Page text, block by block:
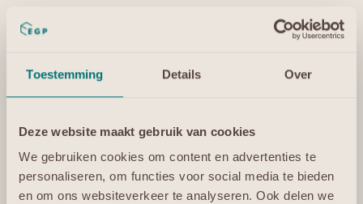
Toestemming Details Over
Deze website maakt gebruik van cookies
We gebruiken cookies om content en advertenties te
personaliseren, om functies voor social media te bieden
en om ons websiteverkeer te analyseren. Ook delen we
Dagen waarop er verminderd support wordt
Eerste en Tweede Kerstdag, 25 en 26 december
Nieuwjaarsdag 1 januari
Eerste en Tweede Paasdag
Eerste en Tweede Pinksterdag
Hemelvaartsdag